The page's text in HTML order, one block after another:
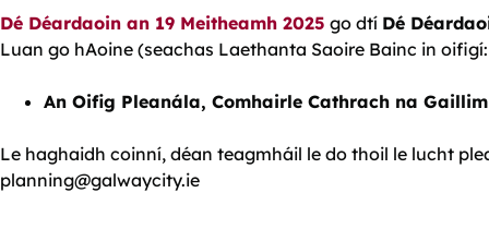
Dé Déardaoin an 19 Meitheamh 2025 go dtí Dé
Luan go hAoine (seachas Laethanta Saoire Bainc in oifigí:
An Oifig Pleanála, Comhairle Cathrach na
Le haghaidh coinní, déan teagmháil le do thoil le lucht
planning@galwaycity.ie